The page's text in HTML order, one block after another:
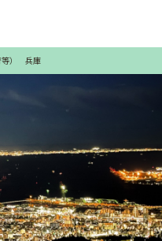
等） 兵庫